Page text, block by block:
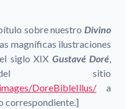
sobre nuestroDivino
magníficas ilustraciones
siglo XIX Gustavé Doré,
del sitio
DoreBibleIllus/a
correspondiente.]